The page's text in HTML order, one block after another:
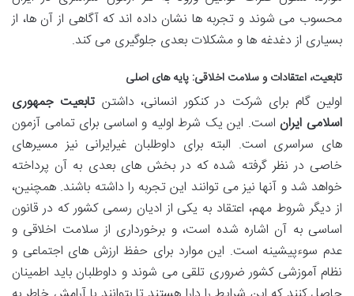
محسوب می شوند و تجربه ها نشان داده اند که آگاهی از آن ها، از
بسیاری از دغدغه ها و مشکلات بعدی جلوگیری می کند.
تابعیت، اعتقادات و سلامت اخلاقی: پایه های اصلی
اولین گام برای شرکت در کنکور انسانی، داشتن تابعیت جمهوری
اسلامی ایران است. این یک شرط اولیه و اساسی برای تمامی آزمون
های سراسری است. البته برای داوطلبان غیرایرانی نیز مسیرهای
خاصی در نظر گرفته شده که در بخش های بعدی به آن پرداخته
خواهد شد و آنها نیز می توانند این تجربه را داشته باشند. همچنین،
از دیگر شروط مهم، اعتقاد به یکی از ادیان رسمی کشور که در قانون
اساسی به آن اشاره شده است، و برخورداری از سلامت اخلاقی و
عدم سوءپیشینه است. این موارد برای حفظ ارزش های اجتماعی و
نظام آموزشی کشور ضروری تلقی می شوند و داوطلبان باید اطمینان